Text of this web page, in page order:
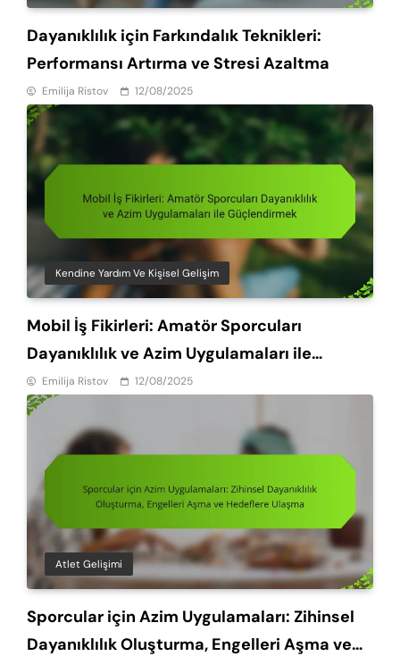
Dayanıklılık için Farkındalık Teknikleri:
Performansı Artırma ve Stresi Azaltma
Emilija Ristov 12/08/2025
Kendine Yardım Ve Kişisel Gelişim
Mobil İş Fikirleri: Amatör Sporcuları
Dayanıklılık ve Azim Uygulamaları ile
Güçlendirmek
Emilija Ristov 12/08/2025
Atlet Gelişimi
Sporcular için Azim Uygulamaları: Zihinsel
Dayanıklılık Oluşturma, Engelleri Aşma ve